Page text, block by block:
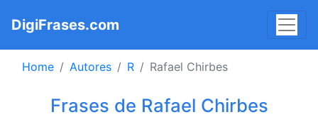
DigiFrases.com
Home Autores R Rafael Chirbes
Frases de Rafael Chirbes